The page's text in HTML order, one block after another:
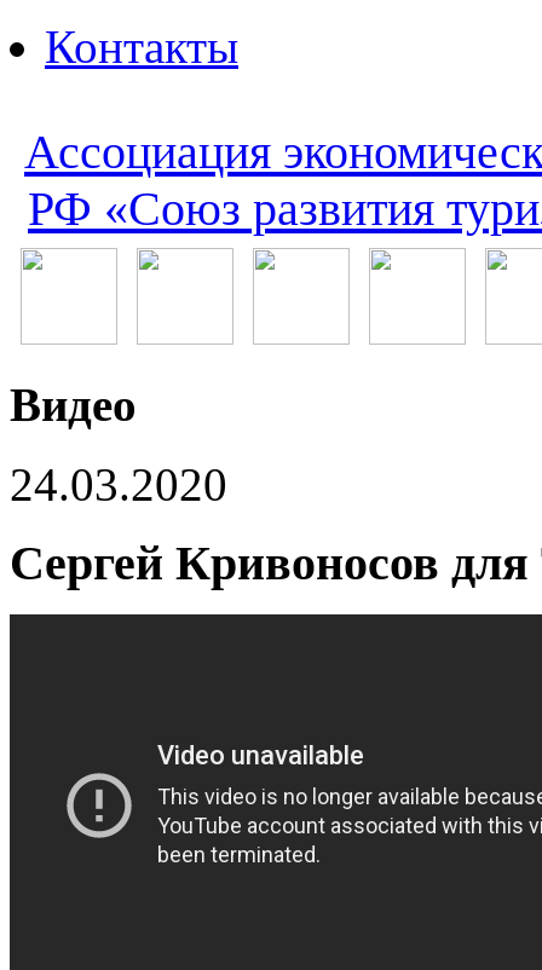
Контакты
Ассоциация
РФ «Союз развития
Видео
24.03.2020
Сергей Кривоносов